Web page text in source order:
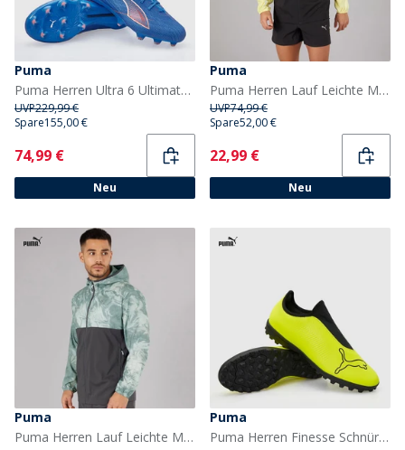
Puma
Puma Herren Ultra 6 Ultimate FG Fester Boden Fußballschuhe Ultra Blue/Weiß/Glowing Red
UVP229,99 €
Spare155,00 €
Current
74,99 €
Neu
Puma
Puma Herren Lauf Leichte Marmor Laufjacke Schwarz/Gelb
UVP74,99 €
Spare52,00 €
Current
22,99 €
Neu
Puma
Puma Herren Lauf Leichte Marmor Laufjacke Grau/Blau
Puma
Puma Herren Finesse Schnürlose TF Astro Fußballschuhe Yellow Alert